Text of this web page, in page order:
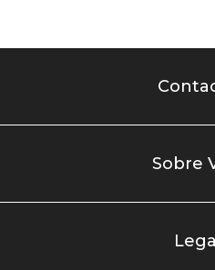
Sobre
Legal